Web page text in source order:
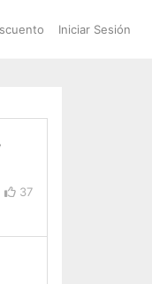
Iniciar Sesión
37